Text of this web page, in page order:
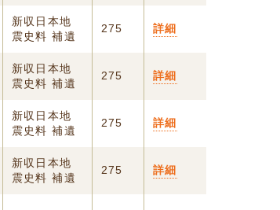
新収日本地
震史料 補遺
275 詳細
新収日本地
震史料 補遺
275 詳細
新収日本地
震史料 補遺
275 詳細
新収日本地
震史料 補遺
275 詳細